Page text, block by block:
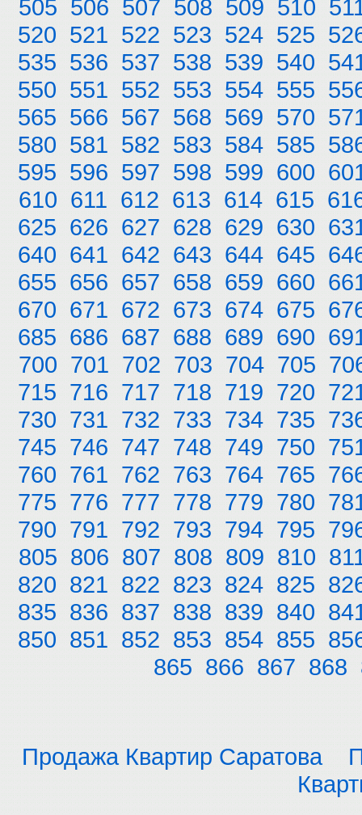
505 506 507 508 509 510
520 521 522 523 524 525
535 536 537 538 539 540
550 551 552 553 554 555
565 566 567 568 569 570
580 581 582 583 584 585
595 596 597 598 599 600
610 611 612 613 614 615
625 626 627 628 629 630
640 641 642 643 644 645
655 656 657 658 659 660
670 671 672 673 674 675
685 686 687 688 689 690
700 701 702 703 704 705
715 716 717 718 719 720
730 731 732 733 734 735
745 746 747 748 749 750
760 761 762 763 764 765
775 776 777 778 779 780
790 791 792 793 794 795
805 806 807 808 809 810
820 821 822 823 824 825
835 836 837 838 839 840
850 851 852 853 854 855
865 866 867 868
Продажа Квартир Саратова